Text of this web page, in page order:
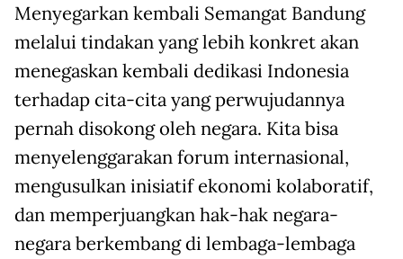
Menyegarkan kembali Semangat Bandung
melalui tindakan yang lebih konkret akan
menegaskan kembali dedikasi Indonesia
terhadap cita-cita yang perwujudannya
pernah disokong oleh negara. Kita bisa
menyelenggarakan forum internasional,
mengusulkan inisiatif ekonomi kolaboratif,
dan memperjuangkan hak-hak negara-
negara berkembang di lembaga-lembaga